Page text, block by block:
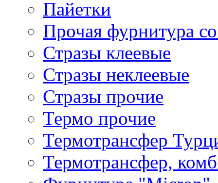
Пайетки
Прочая фурнитура
Стразы клеевые
Стразы неклеевые
Стразы прочие
Термо прочие
Термотрансфер
Термотрансфер,